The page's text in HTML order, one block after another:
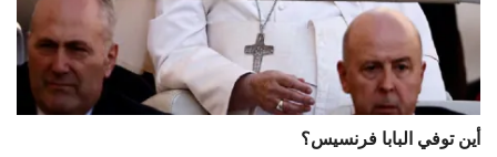
أين توفي البابا فرنسيس؟